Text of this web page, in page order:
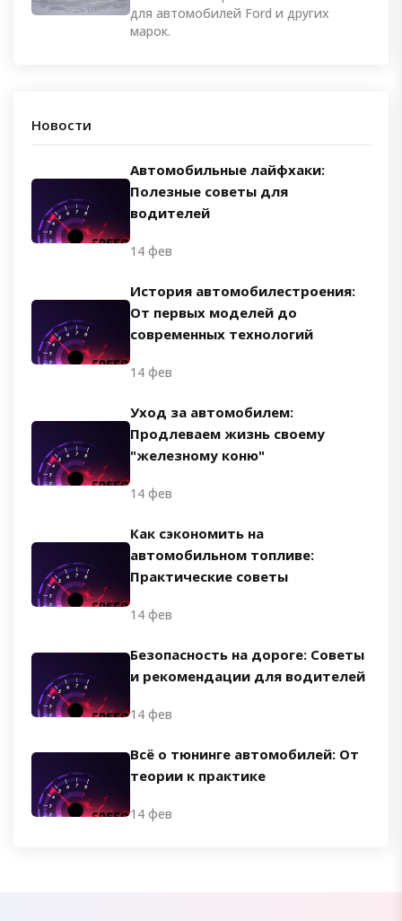
для автомобилей Ford и других
марок.
Новости
Автомобильные лайфхаки:
Полезные советы для
водителей
14 фев
История автомобилестроения:
От первых моделей до
современных технологий
14 фев
Уход за автомобилем:
Продлеваем жизнь своему
"железному коню"
14 фев
Как сэкономить на
автомобильном топливе:
Практические советы
14 фев
Безопасность на дороге: Советы
и рекомендации для водителей
14 фев
Всё о тюнинге автомобилей: От
теории к практике
14 фев